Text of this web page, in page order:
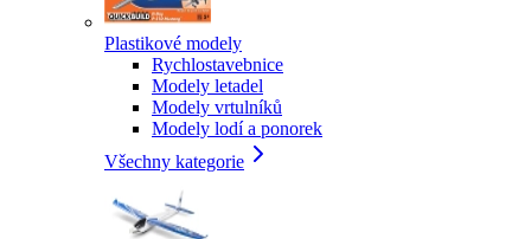
Plastikové modely
Rychlostavebnice
Modely letadel
Modely vrtulníků
Modely lodí a ponorek
Všechny kategorie